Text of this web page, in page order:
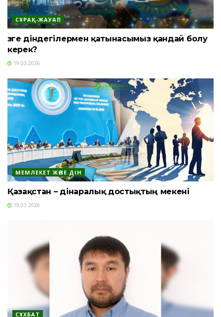
СҰРАҚ-ЖАУАП
Өзге діндегілермен қатынасымыз қандай болу
керек?
19.03.2026
МЕМЛЕКЕТ ЖӘНЕ ДІН
Қазақстан – дінаралық достықтың мекені
19.03.2026
СҰХБАТ